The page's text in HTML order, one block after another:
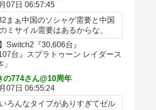
07日 06:57:45
まぁ中国のソシャゲ需要と中国
ミサイル需要はあるからな、
Switch2『30,606台』
台』スプラトゥーン レイダース
の774さん@10周年
07日 06:55:24
ろんなタイプがありすぎてゼル